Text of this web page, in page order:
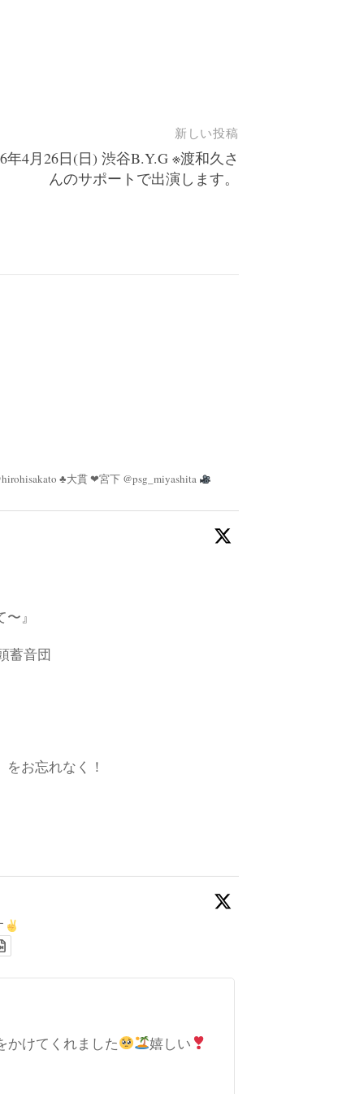
新しい投稿
年4月26日(日) 渋谷B.Y.G ※渡和久さ
んのサポートで出演します。
♣︎大貫 ❤︎宮下 @psg_miyashita
』
蓄音団
お忘れなく！
かけてくれました
嬉しい